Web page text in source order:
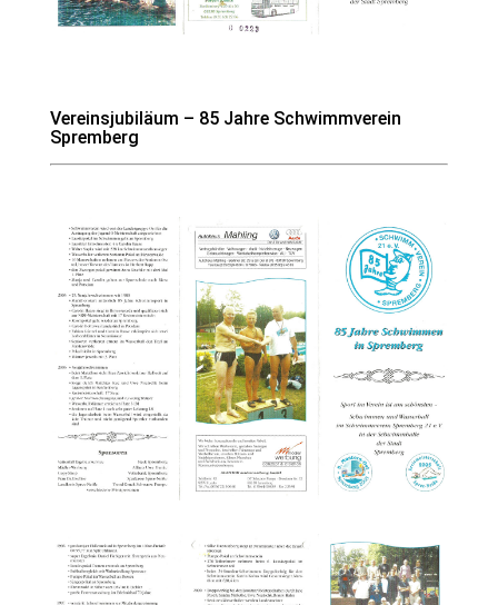
Vereinsjubiläum – 85 Jahre Schwimmverein
Spremberg